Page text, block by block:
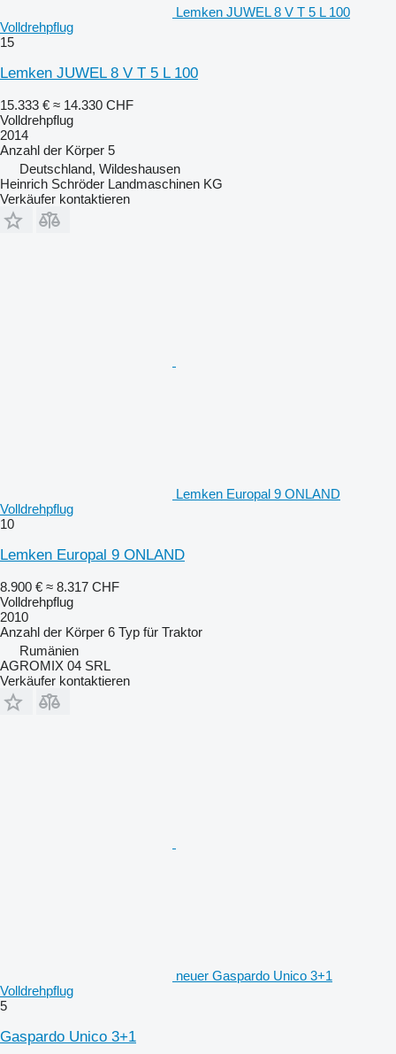
Lemken JUWEL 8 V T 5 L 100
Volldrehpflug
15
Lemken JUWEL 8 V T 5 L 100
15.333 € ≈ 14.330 CHF
Volldrehpflug
2014
Anzahl der Körper 5
Deutschland, Wildeshausen
Heinrich Schröder Landmaschinen KG
Verkäufer kontaktieren
Lemken Europal 9 ONLAND
Volldrehpflug
10
Lemken Europal 9 ONLAND
8.900 € ≈ 8.317 CHF
Volldrehpflug
2010
Anzahl der Körper 6 Typ für Traktor
Rumänien
AGROMIX 04 SRL
Verkäufer kontaktieren
neuer Gaspardo Unico 3+1
Volldrehpflug
5
Gaspardo Unico 3+1